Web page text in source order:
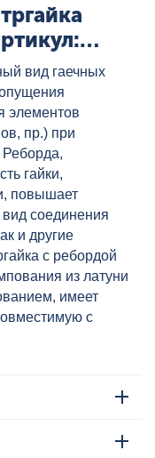
вид гаечных
элементов
пр.) при
Реборда,
гайки,
повышает
соединения
и другие
с ребордой
из латуни
имеет
с